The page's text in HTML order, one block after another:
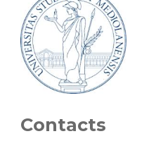
Contacts